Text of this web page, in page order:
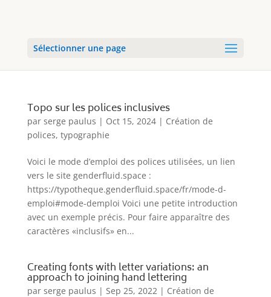
Sélectionner une page
Topo sur les polices inclusives
par serge paulus | Oct 15, 2024| Création de
polices, typographie
Voici le mode d’emploi des polices utilisées, un lien
vers le site genderfluid.space :
https://typotheque.genderfluid.space/fr/mode-d-
emploi#mode-demploi Voici une petite introduction
avec un exemple précis. Pour faire apparaître des
caractères «inclusifs» en...
Creating fonts with letter variations: an
approach to joining hand lettering
par serge paulus | Sep 25, 2022| Création de